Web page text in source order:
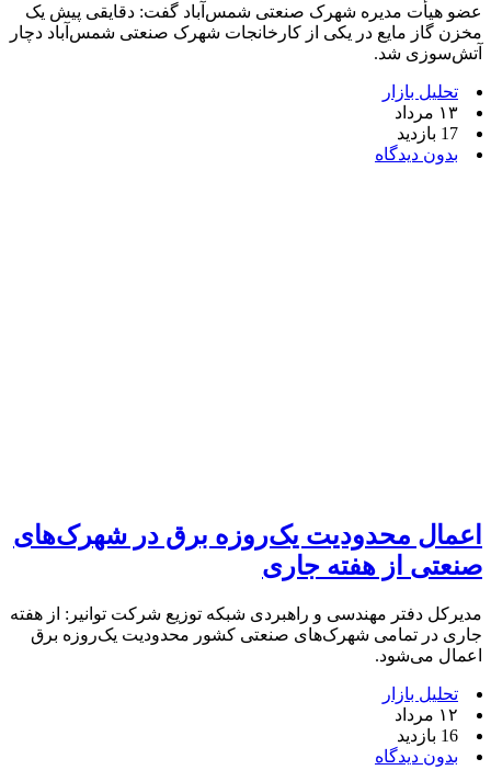
عضو هیأت مدیره شهرک صنعتی شمس‌آباد گفت: دقایقی پیش یک
مخزن گاز مایع در یکی از کارخانجات شهرک صنعتی شمس‌آباد دچار
آتش‌سوزی شد.
تحلیل بازار
۱۳ مرداد
17 بازدید
بدون دیدگاه
اعمال محدودیت یک‌روزه برق در شهرک‌های
صنعتی از هفته جاری
مدیرکل دفتر مهندسی و راهبردی شبکه توزیع شرکت توانیر: از هفته
جاری در تمامی شهرک‌های صنعتی کشور محدودیت یک‌روزه برق
اعمال می‌شود.
تحلیل بازار
۱۲ مرداد
16 بازدید
بدون دیدگاه